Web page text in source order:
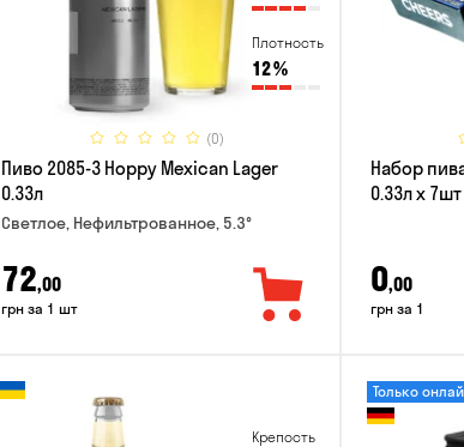
Плотность
12%
(0)
Пиво 2085-3 Hoppy Mexican Lager
0.33л
Светлое, Нефильтрованное, 5.3°
72,00
грн за 1 шт
Набор
0.33л x 7шт
0,00
грн за 1
Крепость
Только